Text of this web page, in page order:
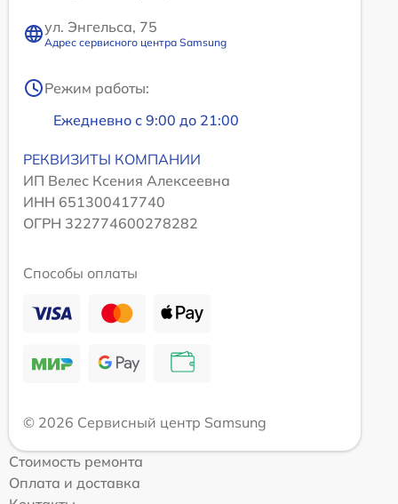
ул. Энгельса, 75
Адрес сервисного центра Samsung
Режим работы:
Ежедневно с 9:00 до 21:00
РЕКВИЗИТЫ КОМПАНИИ
ИП Велес Ксения Алексеевна
ИНН 651300417740
ОГРН 322774600278282
Способы оплаты
© 2026 Сервисный центр Samsung
Стоимость ремонта
Оплата и доставка